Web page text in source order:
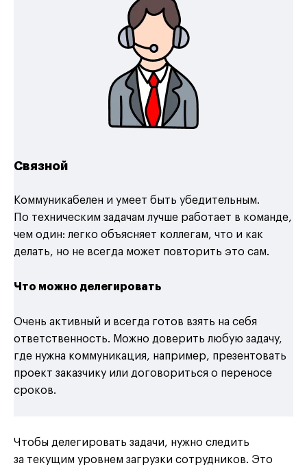
Связной
Коммуникабелен и умеет быть убедительным.
По техническим задачам лучше работает в команде,
чем один: легко объясняет коллегам, что и как
делать, но не всегда может повторить это сам.
Что можно делегировать
Очень активный и всегда готов взять на себя
ответственность. Можно доверить любую задачу,
где нужна коммуникация, например, презентовать
проект заказчику или договориться о переносе
сроков.
Чтобы делегировать задачи, нужно следить
за текущим уровнем загрузки сотрудников. Это